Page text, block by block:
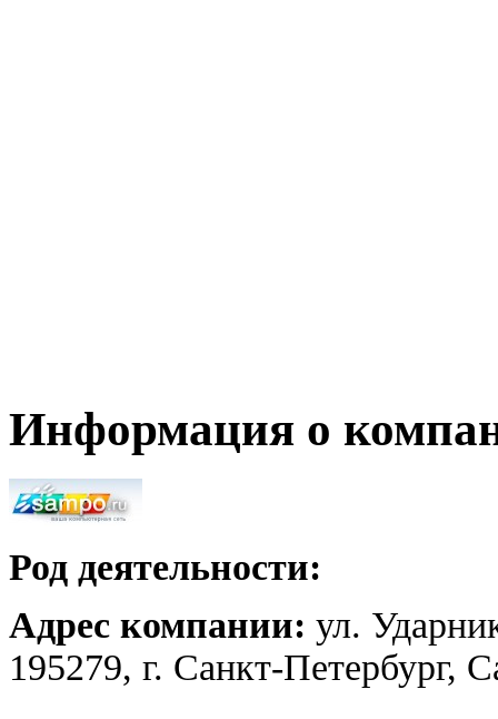
Информация о
Род деятельности:
Адрес компании: ул.
195279, г. Санкт-Петербург,